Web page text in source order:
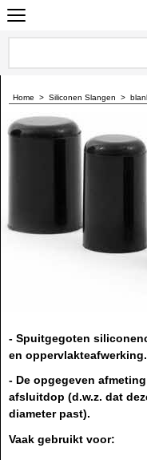
Home > Siliconen Slangen >
- Spuitgegoten
en oppervlakteafwerking.
- De opgegeven
afsluitdop (d.w.z. dat
diameter past).
Vaak gebruikt voor: